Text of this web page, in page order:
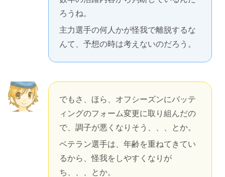
ろうね。
主力選手の何人かが怪我で離脱するな
んて、予想の時は考えないのだろう。
でもさ、ほら、オフシーズンにバッテ
ィングのフォーム変更に取り組んだの
で、調子が悪くなりそう、、、とか。
ベテラン選手は、年齢を重ねてきてい
るから、怪我をしやすくなりが
ち、、、とか。